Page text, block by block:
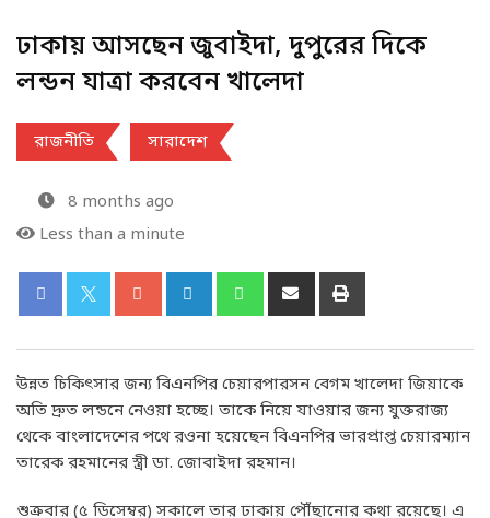
ঢাকায় আসছেন জুবাইদা, দুপুরের দিকে
লন্ডন যাত্রা করবেন খালেদা
রাজনীতি সারাদেশ
8 months ago
Less than a minute
উন্নত চিকিৎসার জন্য বিএনপির চেয়ারপারসন বেগম খালেদা জিয়াকে
অতি দ্রুত লন্ডনে নেওয়া হচ্ছে। তাকে নিয়ে যাওয়ার জন্য যুক্তরাজ্য
থেকে বাংলাদেশের পথে রওনা হয়েছেন বিএনপির ভারপ্রাপ্ত চেয়ারম্যান
তারেক রহমানের স্ত্রী ডা. জোবাইদা রহমান।
শুক্রবার (৫ ডিসেম্বর) সকালে তার ঢাকায় পৌঁছানোর কথা রয়েছে। এ